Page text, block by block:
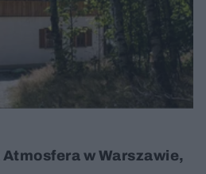
w Warszawie,